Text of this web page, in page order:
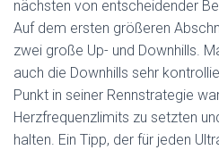
nächsten von entscheidender
Auf dem ersten größeren
zwei große Up- und Downhills.
auch die Downhills sehr
Punkt in seiner Rennstrategie
Herzfrequenzlimits zu setzten
halten. Ein Tipp, der für jeden